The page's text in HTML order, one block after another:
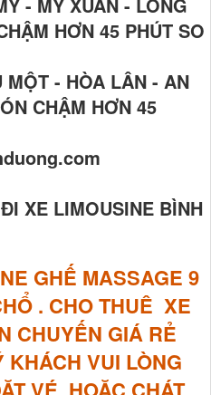
HƠN 45 PHÚT SO
- HÒA LÂN - AN
CHẬM HƠN 45
XE LIMOUSINE BÌNH
GHẾ MASSAGE 9
. CHO THUÊ XE
CHUYẾN GIÁ RẺ
KHÁCH VUI LÒNG